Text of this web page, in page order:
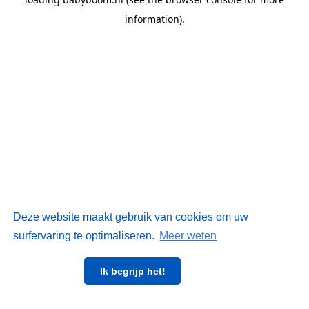
Deze website maakt gebruik van cookies om uw
surfervaring te optimaliseren. Meer weten
Ik begrijp het!
information).